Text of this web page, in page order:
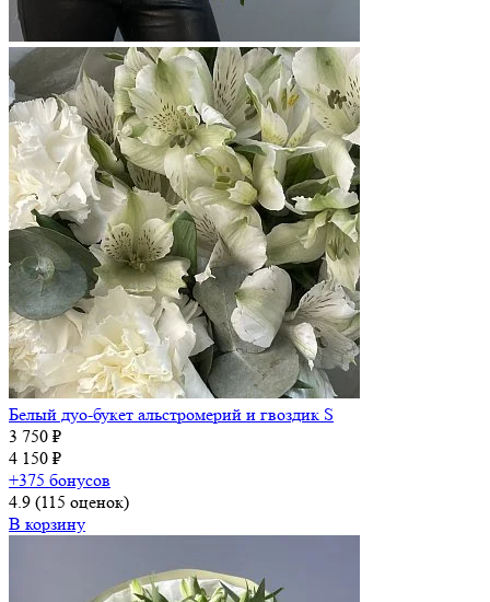
Белый дуо-букет альстромерий и гвоздик S
3 750 ₽
4 150 ₽
+375 бонусов
4.9 (115 оценок)
В корзину